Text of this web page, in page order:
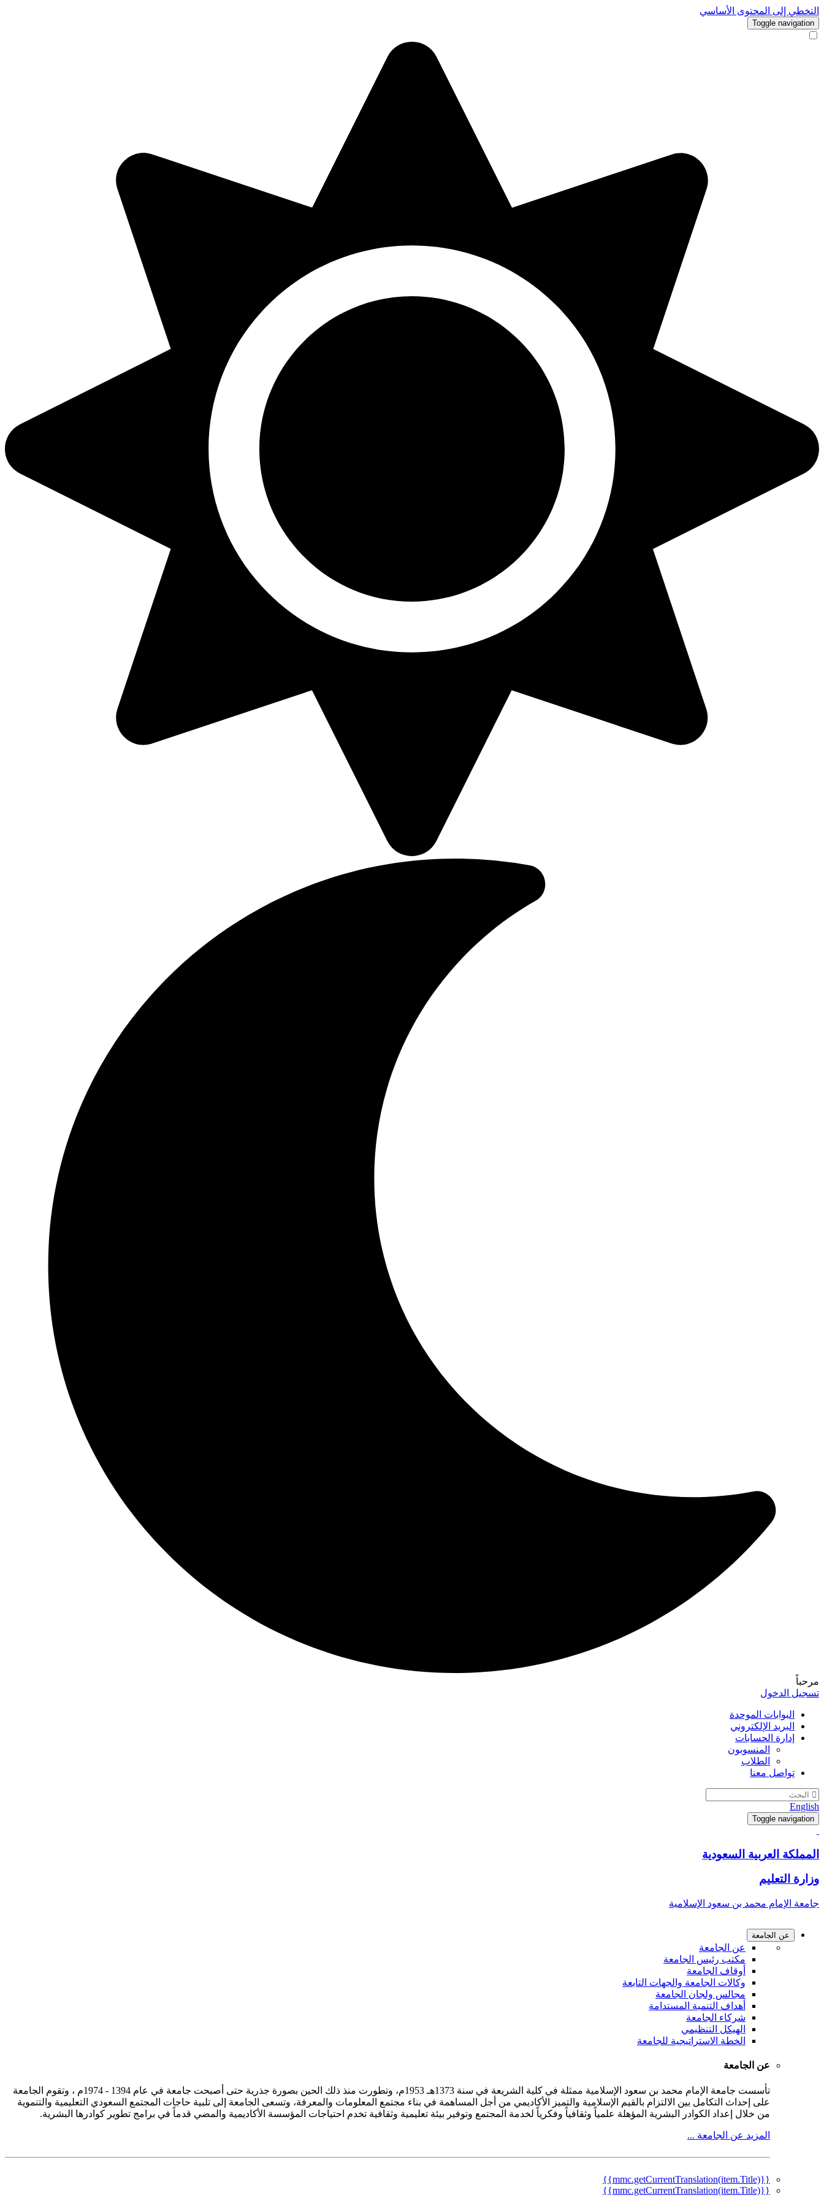
التخطي إلى المحتوى الأساسي
Toggle navigation
مرحباً
تسجيل الدخول
البوابات الموحدة
البريد الإلكتروني
إدارة الحسابات
المنسوبون
الطلاب
تواصل معنا
English
Toggle navigation
المملكة العربية السعودية
وزارة التعليم
جامعة الإمام محمد بن سعود الإسلامية
عن الجامعة
عن الجامعة
مكتب رئيس الجامعة
أوقاف الجامعة
وكالات الجامعة والجهات التابعة
مجالس ولجان الجامعة
أهداف التنمية المستدامة
شركاء الجامعة
الهيكل التنظيمي
الخطة الاستراتيجية للجامعة
عن الجامعة
تأسست جامعة الإمام محمد بن سعود الإسلامية ممثلة في كلية الشريعة في سنة 1373هـ 1953م، وتطورت منذ ذلك الحين بصورة جذرية حتى أصبحت جامعة في عام 1394 - 1974م ، وتقوم الجامعة
على إحداث التكامل بين الالتزام بالقيم الإسلامية والتميز الأكاديمي من أجل المساهمة في بناء مجتمع المعلومات والمعرفة، وتسعى الجامعة إلى تلبية حاجات المجتمع السعودي التعليمية والتنموية
من خلال إعداد الكوادر البشرية المؤهلة علمياً وثقافياً وفكرياً لخدمة المجتمع وتوفير بيئة تعليمية وثقافية تخدم احتياجات المؤسسة الأكاديمية والمضي قدماً في برامج تطوير كوادرها البشرية.
المزيد عن الجامعة ...
{{mmc.getCurrentTranslation(item.Title)}}
{{mmc.getCurrentTranslation(item.Title)}}